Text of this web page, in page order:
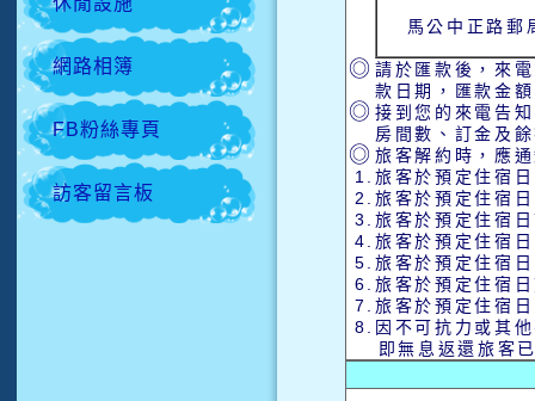
網路相簿
FB粉絲專頁
訪客留言板
馬公中正路郵
◎ 請於匯款後，來
款日期，匯款金
◎ 接到您的來電告
房間數、訂金及
◎ 旅客解約時，應
1. 旅客於預定住宿
2. 旅客於預定住宿
3. 旅客於預定住宿
4. 旅客於預定住宿
5. 旅客於預定住宿
6.
7.
旅客於預定住宿
旅客於預定住宿
8.
因不可抗力或其
即無息返還旅客已